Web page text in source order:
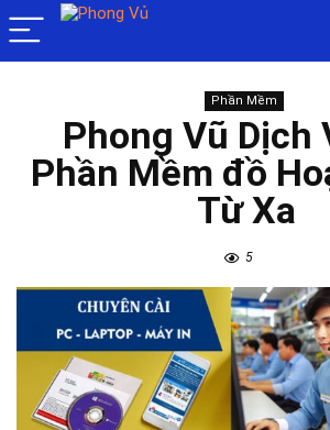
Phần Mềm
Phong Vũ Dịch
Phần Mềm đồ
Từ Xa
5